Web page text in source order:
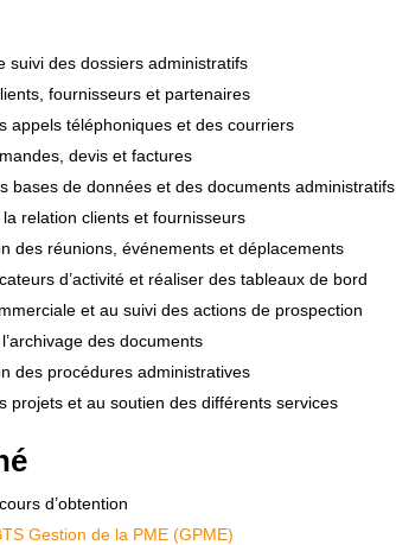
suivi des dossiers administratifs
fournisseurs et partenaires
appels téléphoniques et des courriers
devis et factures
bases de données et des documents administratifs
relation clients et fournisseurs
des réunions, événements et déplacements
d’activité et réaliser des tableaux de bord
et au suivi des actions de prospection
des documents
des procédures administratives
projets et au soutien des différents services
d’obtention
Gestion de la PME (GPME)